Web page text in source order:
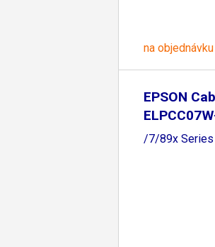
na objednávku
EPSON
/7/89x Series